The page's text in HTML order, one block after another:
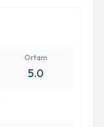
Ortam
5.0